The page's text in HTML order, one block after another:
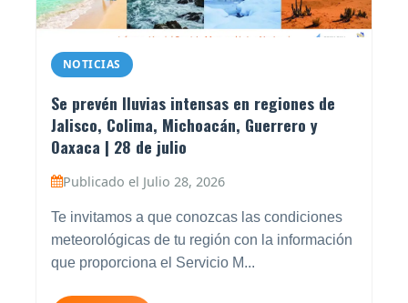
NOTICIAS
Se prevén lluvias intensas en regiones de
Jalisco, Colima, Michoacán, Guerrero y
Oaxaca | 28 de julio
Publicado el Julio 28, 2026
Te invitamos a que conozcas las condiciones
meteorológicas de tu región con la información
que proporciona el Servicio M...